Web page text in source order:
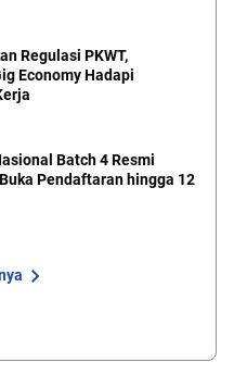
Regulasi PKWT,
Economy Hadapi
Batch 4 Resmi
Pendaftaran hingga 12